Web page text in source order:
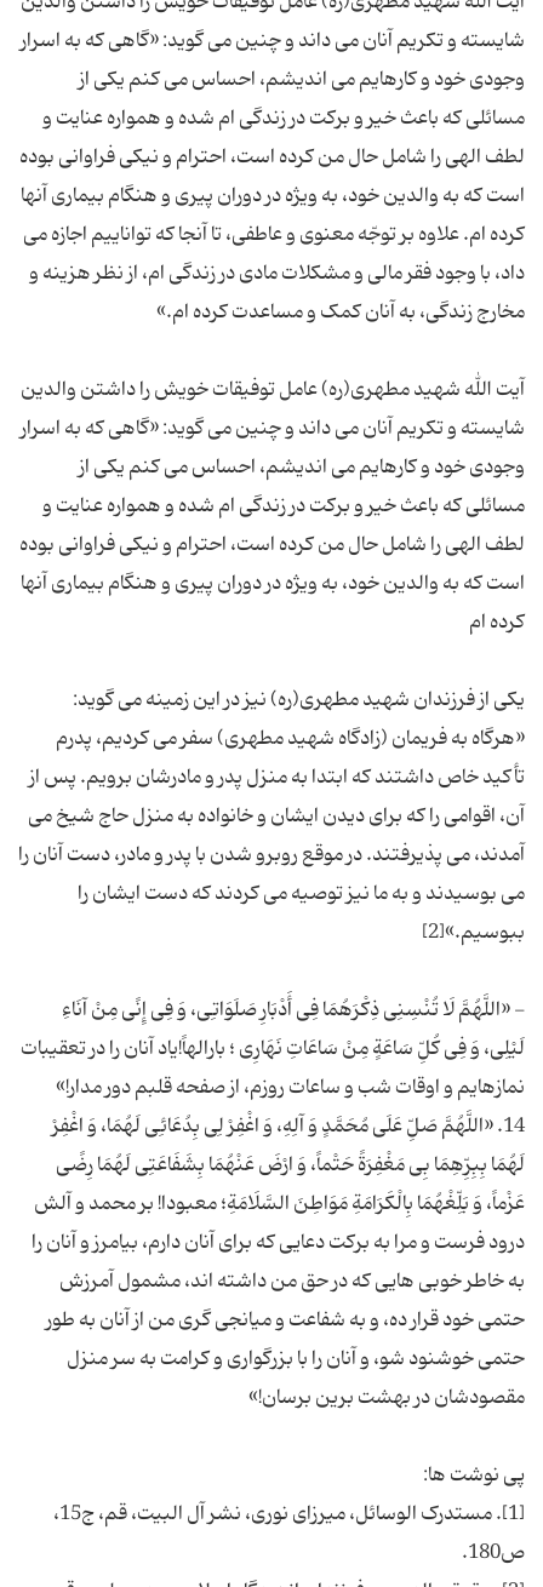
شایسته و تکریم آنان می‌ داند و چنین می‌ گوید: «گاهی که به اسرار
وجودی خود و کارهایم می‌ اندیشم، احساس می‌ کنم یکی از
مسائلی که باعث خیر و برکت در زندگی ام شده و همواره عنایت و
لطف الهی را شامل حال من کرده است، احترام و نیکی فراوانی بوده
است که به والدین خود، به ویژه در دوران پیری و هنگام بیماری آنها
کرده ام. علاوه بر توجّه معنوی و عاطفی، تا آنجا که تواناییم اجازه می‌
داد، با وجود فقر مالی و مشکلات مادی در زندگی ام، از نظر هزینه و
آیت الله شهید مطهری(ره) عامل توفیقات خویش را داشتن والدین
شایسته و تکریم آنان می‌ داند و چنین می‌ گوید: «گاهی که به اسرار
وجودی خود و کارهایم می‌ اندیشم، احساس می‌ کنم یکی از
مسائلی که باعث خیر و برکت در زندگی ام شده و همواره عنایت و
لطف الهی را شامل حال من کرده است، احترام و نیکی فراوانی بوده
است که به والدین خود، به ویژه در دوران پیری و هنگام بیماری آنها
یکی از فرزندان شهید مطهری(ره) نیز در این زمینه می‌ گوید:
«هرگاه به فریمان (زادگاه شهید مطهری) سفر می‌ کردیم، پدرم
تأکید خاص داشتند که ابتدا به منزل پدر و مادرشان برویم. پس از
آن، اقوامی را که برای دیدن ایشان و خانواده به منزل حاج شیخ می‌
آمدند، می‌ پذیرفتند. در موقع روبرو شدن با پدر و مادر، دست آنان را
می‌ بوسیدند و به ما نیز توصیه می‌ کردند که دست ایشان را
- «اللَّهُمَّ لَا تُنْسِنِی ذِكْرَهُمَا فِی أَدْبَارِ صَلَوَاتِی، وَ فِی إِنًى مِنْ آنَاءِ
لَیْلِی، وَ فِی كُلِّ سَاعَةٍ مِنْ سَاعَاتِ نَهَارِی ؛ بارالهاً!یاد آنان را در تعقیبات
14. «اللَّهُمَّ صَلِّ عَلَى مُحَمَّدٍ وَ آلِهِ، وَ اغْفِرْ لِی بِدُعَائِی لَهُمَا، وَ اغْفِرْ
لَهُمَا بِبِرِّهِمَا بِی مَغْفِرَةً حَتْماً، وَ ارْضَ عَنْهُمَا بِشَفَاعَتِی لَهُمَا رِضًى
عَزْماً، وَ بَلِّغْهُمَا بِالْكَرَامَةِ مَوَاطِنَ السَّلَامَةِ؛ معبودا! بر محمد و آلش
درود فرست و مرا به برکت دعایی که برای آنان دارم، بیامرز و آنان را
به خاطر خوبی هایی که در حق من داشته‌ اند، مشمول آمرزش
حتمی خود قرار ده، و به شفاعت و میانجی گری من از آنان به طور
حتمی خوشنود شو، و آنان را با بزرگواری و کرامت به سر منزل
[1]. مستدرک الوسائل، میرزای نوری، نشر آل البیت، قم، ج‏15،